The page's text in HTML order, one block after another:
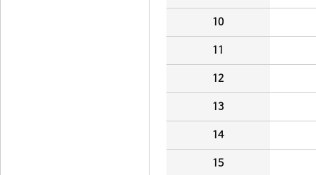
10
11
12
13
14
15